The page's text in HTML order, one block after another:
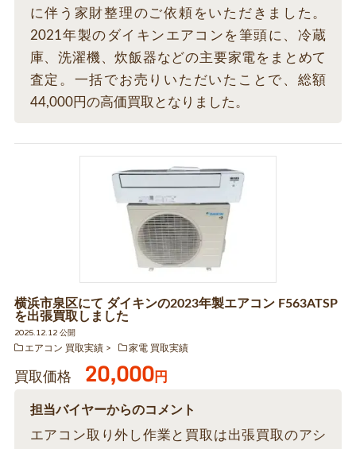
に伴う家財整理のご依頼をいただきました。
2021年製のダイキンエアコンを筆頭に、冷蔵
庫、洗濯機、炊飯器などの主要家電をまとめて
査定。一括でお売りいただいたことで、総額
44,000円の高価買取となりました。
横浜市泉区にて ダイキンの2023年製エアコン F563ATSP
を出張買取しました
2025.12.12 公開
エアコン 買取実績
家電 買取実績
買取価格 20,000円
担当バイヤーからのコメント
エアコン取り外し作業と買取は出張買取のアシ